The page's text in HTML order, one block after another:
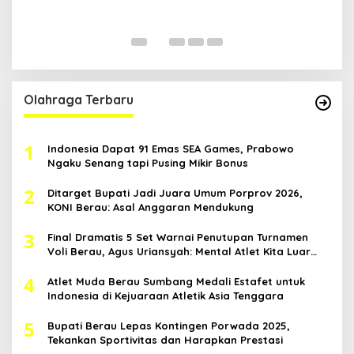
Olahraga Terbaru
1
Indonesia Dapat 91 Emas SEA Games, Prabowo
Ngaku Senang tapi Pusing Mikir Bonus
2
Ditarget Bupati Jadi Juara Umum Porprov 2026,
KONI Berau: Asal Anggaran Mendukung
3
Final Dramatis 5 Set Warnai Penutupan Turnamen
Voli Berau, Agus Uriansyah: Mental Atlet Kita Luar
4
Atlet Muda Berau Sumbang Medali Estafet untuk
Indonesia di Kejuaraan Atletik Asia Tenggara
5
Bupati Berau Lepas Kontingen Porwada 2025,
Tekankan Sportivitas dan Harapkan Prestasi